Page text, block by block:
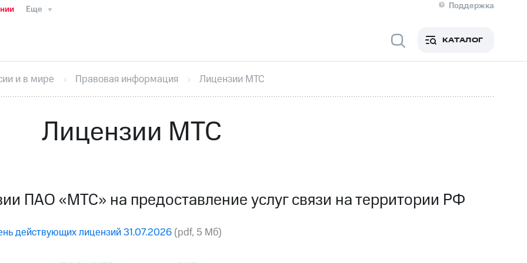
Еще
Поддержка
Медиа-центр
ИнтервьюФинансовая отчетностьКонтактыНовости в регионе
секретарьРаскрытие информацииИнформация акционерам
кабинет акционераАкционерный капиталКонтроль и аудитРынок акций
погашении именных облигаций ДругоеРегистратор
КАТАЛОГ
и в мире Правовая информация Лицензии МТС
Лицензии МТС
ПАО «МТС» на предоставление услуг связи на территории РФ
действующих лицензий 31.07.2026 (pdf, 5 Mб)